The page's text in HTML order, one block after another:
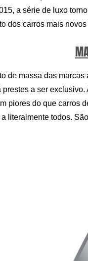
a série de luxo
dos carros mais
de massa das
prestes a ser
piores do que carros
literalmente todos.